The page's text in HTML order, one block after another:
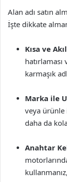
Alan adı satın
İşte dikkate
Kısa ve
karmaşık
Marka ile
veya ürünle
daha da
Anahtar